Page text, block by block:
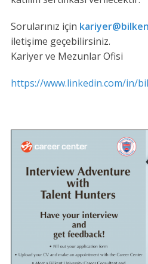
Sorularınız için
iletişime geçebilirsiniz.
Kariyer ve Mezunlar Ofisi
https://www.linkedin.com/in/